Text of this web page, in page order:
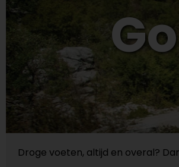
Droge voeten, altijd en overal?